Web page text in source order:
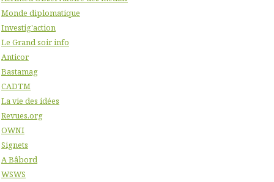
Monde diplomatique
Investig'action
Le Grand soir info
Anticor
Bastamag
CADTM
La vie des idées
Revues.org
OWNI
Signets
A Bâbord
WSWS